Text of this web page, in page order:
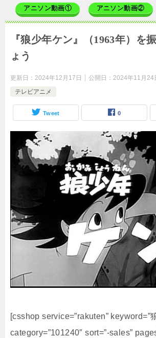
アニソン動画① アニソン動画②
『狼少年ケン』（1963年）を
ょう
更新日： 2024年12月17日 公開日： 2024年11月24
テレビアニメ
Tweet 0
[csshop service=”rakuten” keyword=”
category=”101240″ sort=”-sales”